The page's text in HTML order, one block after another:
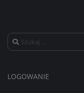
Szukaj:
LOGOWANIE